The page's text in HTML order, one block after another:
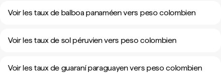
Voir les taux de balboa panaméen vers peso colombien
Voir les taux de sol péruvien vers peso colombien
Voir les taux de guaraní paraguayen vers peso colombien